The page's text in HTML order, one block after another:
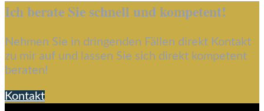
Ich berate Sie schnell und kompetent!
Nehmen Sie in dringenden Fällen direkt Kontakt
zu mir auf und lassen Sie sich direkt kompetent
beraten!
Kontakt